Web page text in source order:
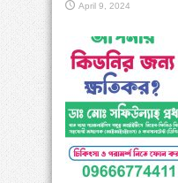
April 9, 2024